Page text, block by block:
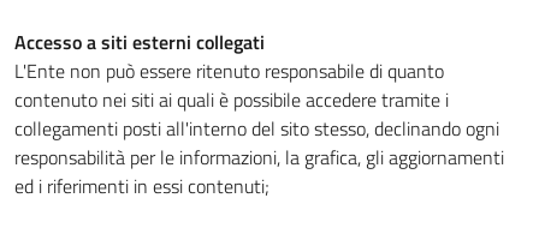
Accesso a siti esterni collegati
L'Ente non può essere ritenuto responsabile di quanto
contenuto nei siti ai quali è possibile accedere tramite i
collegamenti posti all'interno del sito stesso, declinando ogni
responsabilità per le informazioni, la grafica, gli aggiornamenti
ed i riferimenti in essi contenuti;